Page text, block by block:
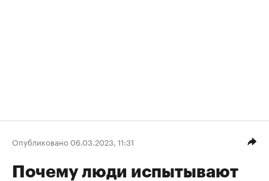
Опубликовано 06.03.2023, 11:31
Почему люди испытывают